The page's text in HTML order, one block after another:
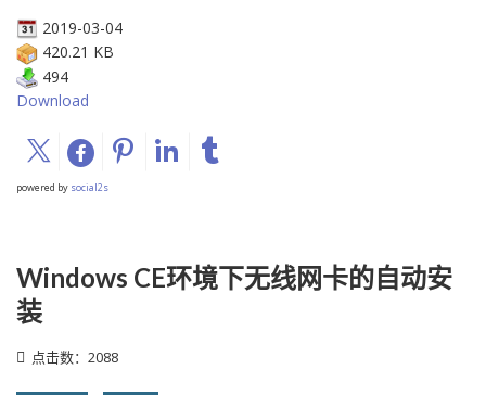
2019-03-04
420.21 KB
494
Download
powered by social2s
Windows CE环境下无线网卡的自动安
装
点击数：2088